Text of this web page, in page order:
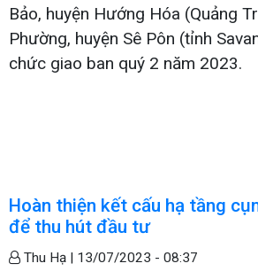
Bảo, huyện Hướng Hóa (Quảng
Phường, huyện Sê Pôn (tỉnh
chức giao ban quý 2 năm 2023.
Hoàn thiện kết cấu hạ tầng
để thu hút đầu tư
Thu Hạ | 13/07/2023 - 08:37